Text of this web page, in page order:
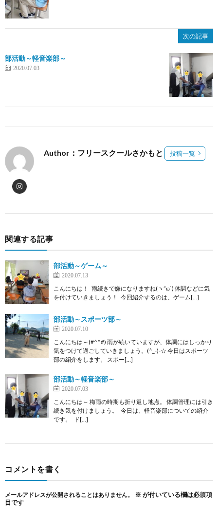
次の記事
部活動～軽音楽部～
2020.07.03
Author：フリースクールさかもと 投稿一覧
関連する記事
部活動～ゲーム～
2020.07.13
こんにちは！ 雨続きで嫌になりますね(ヽ”ω`) 体調などに気
を付けていきましょう！ 今回紹介するのは、ゲーム[…]
部活動～スポーツ部～
2020.07.10
こんにちは～(#^^#) 雨が続いていますが、体調にはしっかり
気をつけて過ごしていきましょう。(^_-)-☆ 今日はスポーツ
部の紹介をします。 スポー[…]
部活動～軽音楽部～
2020.07.03
こんにちは～ 梅雨の時期も折り返し地点。 体調管理には引き
続き気を付けましょう。 今日は、軽音楽部についての紹介
です。 ド[…]
コメントを書く
メールアドレスが公開されることはありません。 ※ が付いている欄は必須項
目です